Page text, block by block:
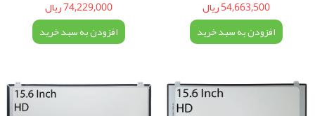
54,663,500 ریال
افزودن به سبد خرید
74,229,000 ریال
افزودن به سبد خرید